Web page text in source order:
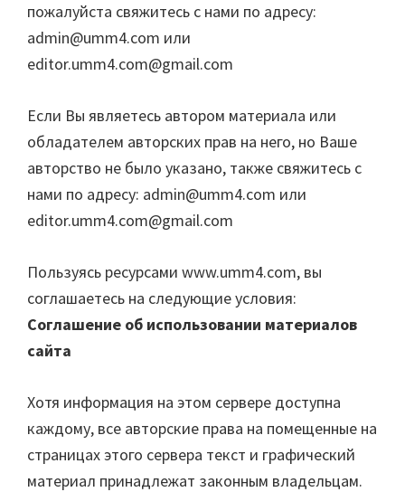
пожалуйста свяжитесь с нами по адресу:
admin@umm4.com или
editor.umm4.com@gmail.com
Если Вы являетесь автором материала или
обладателем авторских прав на него, но Ваше
авторство не было указано, также свяжитесь с
нами по адресу: admin@umm4.com или
editor.umm4.com@gmail.com
Пользуясь ресурсами www.umm4.com, вы
соглашаетесь на следующие условия:
Соглашение об использовании материалов
сайта
Хотя информация на этом сервере доступна
каждому, все авторские права на помещенные на
страницах этого сервера текст и графический
материал принадлежат законным владельцам.